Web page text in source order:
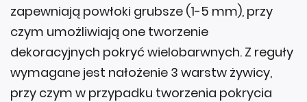
zapewniają powłoki grubsze (1-5 mm), przy
czym umożliwiają one tworzenie
dekoracyjnych pokryć wielobarwnych. Z reguły
wymagane jest nałożenie 3 warstw żywicy,
przy czym w przypadku tworzenia pokrycia